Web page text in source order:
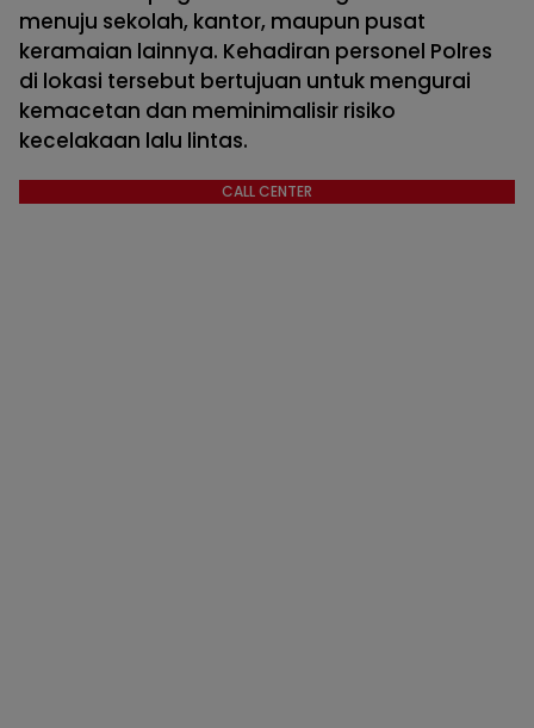
menuju sekolah, kantor, maupun pusat
keramaian lainnya. Kehadiran personel Polres
di lokasi tersebut bertujuan untuk mengurai
kemacetan dan meminimalisir risiko
kecelakaan lalu lintas.
CALL CENTER